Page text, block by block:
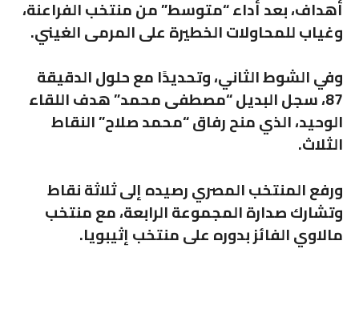
أهداف، بعد أداء “متوسط” من منتخب الفراعنة،
وغياب للمحاولات الخطيرة على المرمى الغيني.
وفي الشوط الثاني، وتحديدًا مع حلول الدقيقة
87، سجل البديل “مصطفى محمد” هدف اللقاء
الوحيد، الذي منح رفاق “محمد صلاح” النقاط
الثلاث.
ورفع المنتخب المصري رصيده إلى ثلاثة نقاط
وتشارك صدارة المجموعة الرابعة، مع منتخب
مالاوي الفائز بدوره على منتخب إثيبويا.